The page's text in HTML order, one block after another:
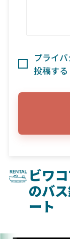
プライ
投稿する
ビワ
のバ
ート